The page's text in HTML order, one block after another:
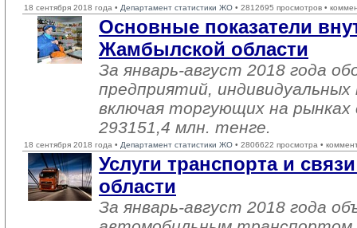
18 сентября 2018 года • Департамент статистики ЖО • 2812695 просмотров •
Основные показатели
Жамбылской области
За январь-август 2018 года
предприятий,
включая торгующих на рынках
293151,4 млн. тенге.
18 сентября 2018 года • Департамент статистики ЖО • 2806622 просмотра •
Услуги транспорта и
области
За январь-август 2018 года